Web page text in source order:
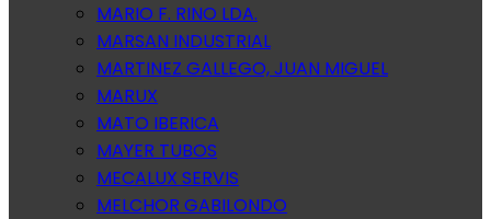
MARIO F. RINO LDA.
MARSAN INDUSTRIAL
MARTINEZ GALLEGO, JUAN MIGUEL
MARUX
MATO IBERICA
MAYER TUBOS
MECALUX SERVIS
MELCHOR GABILONDO